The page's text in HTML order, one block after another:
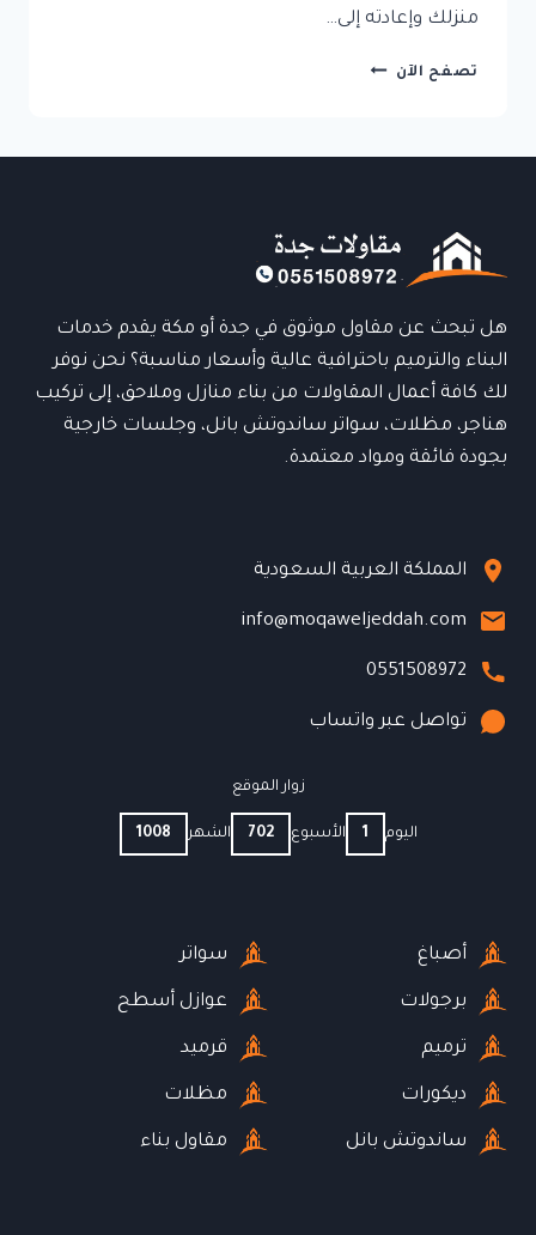
منزلك وإعادته إلى…
تصفح الآن ترميم
الحياة
إلى
هل تبحث عن مقاول موثوق في جدة أو مكة يقدم خدمات
البناء والترميم باحترافية عالية وأسعار مناسبة؟ نحن نوفر
لك كافة أعمال المقاولات من بناء منازل وملاحق، إلى تركيب
هناجر، مظلات، سواتر ساندوتش بانل، وجلسات خارجية
بجودة فائقة ومواد معتمدة.
المملكة العربية السعودية
info@moqaweljeddah.com
0551508972
تواصل عبر واتساب
زوار الموقع
اليوم 1 الأسبوع 702 الشهر 1008
أصباغ
برجولات
ترميم
ديكورات
ساندوتش بانل
سواتر
عوازل أسطح
قرميد
مظلات
مقاول بناء